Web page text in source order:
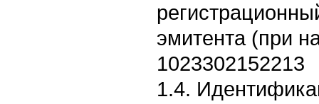
эмитента (при
1023302152213
1.4.